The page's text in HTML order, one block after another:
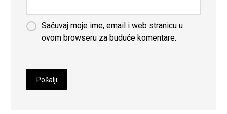
Sačuvaj moje ime, email i web stranicu u
ovom browseru za buduće komentare.